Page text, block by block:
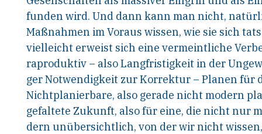
funden wird. Und dann kann man nicht,
Maßnahmen im Voraus wissen, wie sie sich
vielleicht erweist sich eine vermeintliche
raproduktiv – also Langfristigkeit in der
ger Notwendigkeit zur Korrektur – Planen für
Nichtplanierbare, also gerade nicht modern
gefaltete Zukunft, also für eine, die nicht nur
dern unübersichtlich, von der wir nicht